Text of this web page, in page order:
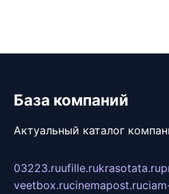
База компаний
Актуальный каталог
03223.ruufille.rukrasotata.ru
veetbox.rucinemapost.ru